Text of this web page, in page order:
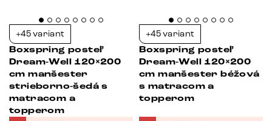
+45 variant
Boxspring posteľ
Dream-Well 120×200
cm manšester
strieborno-šedá s
matracom a
topperom
+45 variant
Boxspring posteľ
Dream-Well 120×200
cm manšester béžová
s matracom a
topperom